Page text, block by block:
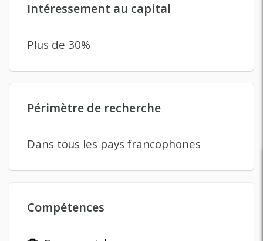
Intéressement au capital
Plus de 30%
Périmètre de recherche
Dans tous les pays francophones
Compétences